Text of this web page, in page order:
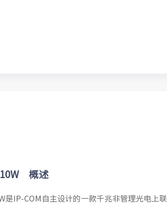
概述
是IP-COM自主设计的一款千兆非管理光电上联